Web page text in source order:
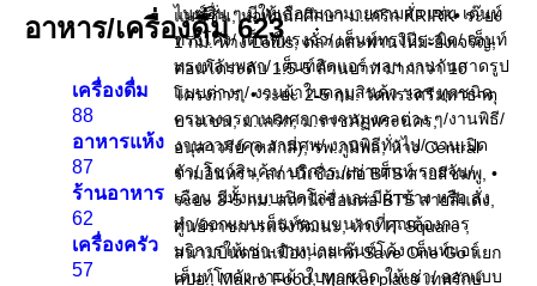
แมนชั่น, หอพักนักศึกษา ม.เกริก KRIRK• ระยะ
1 กม. ห้าง Lotus, ตลาดสะพานใหม่-ยิ่งเจริญ,
คอนโดระดับ 1.5-5 ล้านบาท มากกว่า 10
โครงการ, • ระยะ 2-5 กม. วัดพระศรีมหาธาตุ
บางเขน, ม.เกริก, ม.ราชภัฏพระนคร,
อนุสาวรีย์ (หลักสี่), รพ.ภูมิพล, ห้าง Central
รามอินทรา, สถานีเชื่อมต่อ BTS สายสีชมพู, •
ระยะ 3-5 กม. สถานีเชื่อมต่อ BTS สายสีแดง,
ศูนย์ราชการแจ้งวัฒนะ, ห้าง IT Square ,
สนามบินดอนเมือง, ตลาด Save One Go แยก
คปอ., Makro Food, Market place เทพรักษ์
อาหาร/เครื่องดื่ม623
เครื่องดื่ม
88
อาหารแห้ง
87
ร้านอาหาร
62
เครื่องครัว
57